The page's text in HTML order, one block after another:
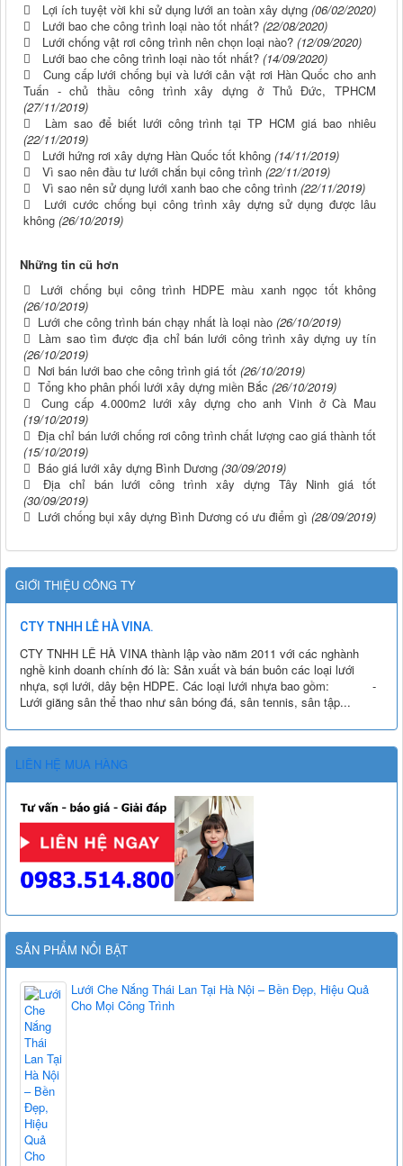
Lợi ích tuyệt vời khi sử dụng lưới an toàn xây dựng (06/02/2020)
Lưới bao che công trình loại nào tốt nhất? (22/08/2020)
Lưới chống vật rơi công trình nên chọn loại nào? (12/09/2020)
Lưới bao che công trình loại nào tốt nhất? (14/09/2020)
Cung cấp lưới chống bụi và lưới cản vật rơi Hàn Quốc cho anh
Tuấn - chủ thầu công trình xây dựng ở Thủ Đức, TPHCM
(27/11/2019)
Làm sao để biết lưới công trình tại TP HCM giá bao nhiêu
(22/11/2019)
Lưới hứng rơi xây dựng Hàn Quốc tốt không (14/11/2019)
Vì sao nên đầu tư lưới chắn bụi công trình (22/11/2019)
Vì sao nên sử dụng lưới xanh bao che công trình (22/11/2019)
Lưới cước chống bụi công trình xây dựng sử dụng được lâu
không (26/10/2019)
Những tin cũ hơn
Lưới chống bụi công trình HDPE màu xanh ngọc tốt không
(26/10/2019)
Lưới che công trình bán chạy nhất là loại nào (26/10/2019)
Làm sao tìm được địa chỉ bán lưới công trình xây dựng uy tín
(26/10/2019)
Nơi bán lưới bao che công trình giá tốt (26/10/2019)
Tổng kho phân phối lưới xây dựng miền Bắc (26/10/2019)
Cung cấp 4.000m2 lưới xây dựng cho anh Vinh ở Cà Mau
(19/10/2019)
Địa chỉ bán lưới chống rơi công trình chất lượng cao giá thành tốt
(15/10/2019)
Báo giá lưới xây dựng Bình Dương (30/09/2019)
Địa chỉ bán lưới công trình xây dựng Tây Ninh giá tốt
(30/09/2019)
Lưới chống bụi xây dựng Bình Dương có ưu điểm gì (28/09/2019)
GIỚI THIỆU CÔNG TY
CTY TNHH LÊ HÀ VINA.
CTY TNHH LÊ HÀ VINA thành lập vào năm 2011 với các nghành
nghề kinh doanh chính đó là: Sản xuất và bán buôn các loại lưới
nhựa, sợi lưới, dây bện HDPE. Các loại lưới nhựa bao gồm: -
Lưới giăng sân thể thao như sân bóng đá, sân tennis, sân tập...
LIÊN HỆ MUA HÀNG
SẢN PHẨM NỔI BẬT
Lưới Che Nắng Thái Lan Tại Hà Nội – Bền Đẹp, Hiệu Quả
Cho Mọi Công Trình